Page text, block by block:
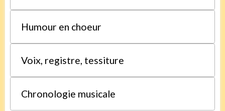
Humour en choeur
Voix, registre, tessiture
Chronologie musicale